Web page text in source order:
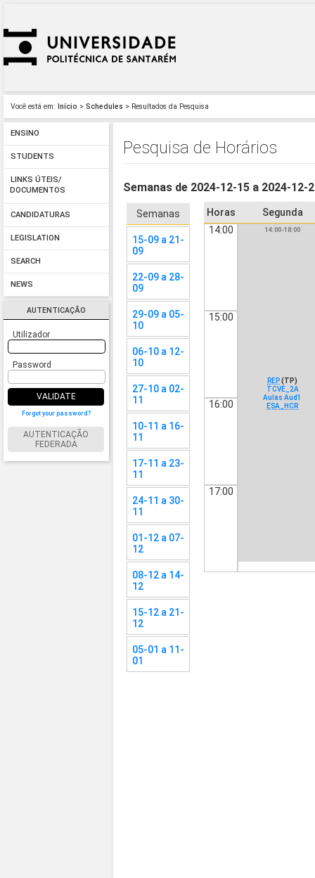
Você está em: Início > Schedules > Resultados da Pesquisa
ENSINO
STUDENTS
LINKS ÚTEIS/
DOCUMENTOS
CANDIDATURAS
LEGISLATION
SEARCH
NEWS
AUTENTICAÇÃO
Utilizador
Password
VALIDATE
Forgot your password?
AUTENTICAÇÃO
FEDERADA
Pesquisa de Horários
Semanas de 2024-12-15 a 2024-12-
Semanas
15-09 a 21-
09
22-09 a 28-
09
29-09 a 05-
10
06-10 a 12-
10
27-10 a 02-
11
10-11 a 16-
11
17-11 a 23-
11
24-11 a 30-
11
01-12 a 07-
12
08-12 a 14-
12
15-12 a 21-
12
05-01 a 11-
01
Horas
Segunda
14:00
14:00-18:00
REP(TP)
TCVE_2A
Aulas Aud1
ESA_HCR
15:00
16:00
17:00